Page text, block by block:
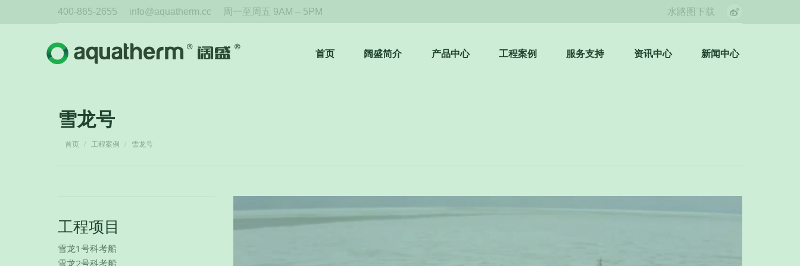
400-865-2655 info@aquatherm.cc 周一至周五 9AM – 5PM 水路图下载
Weibo
opens
首页 阔盛简介 产品中心 工程案例 服务支持 资讯中心 新闻中心
雪龙号
您在这里：
首页 工程案例 雪龙号
工程项目
雪龙1号科考船
雪龙2号科考船